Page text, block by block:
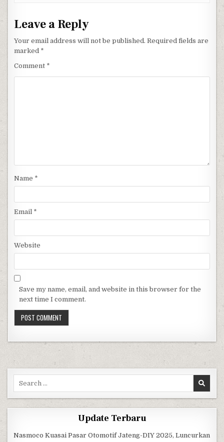
Leave a Reply
Your email address will not be published. Required fields are
marked *
Comment *
Name *
Email *
Website
Save my name, email, and website in this browser for the
next time I comment.
Search for:
Update Terbaru
Nasmoco Kuasai Pasar Otomotif Jateng-DIY 2025, Luncurkan